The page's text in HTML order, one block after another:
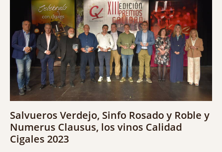
Salvueros Verdejo, Sinfo Rosado y Roble y
Numerus Clausus, los vinos Calidad
Cigales 2023